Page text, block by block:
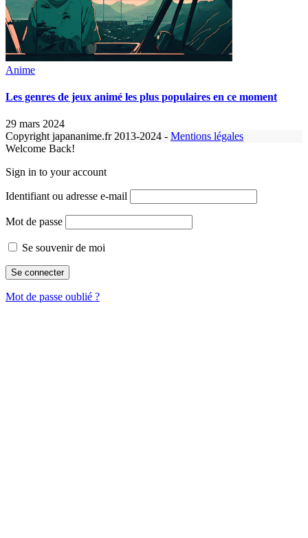
Anime
Les genres de jeux animé les plus populaires en ce moment
29 mars 2024
Copyright japananime.fr 2013-2024 - Mentions légales
Welcome Back!
Sign in to your account
Identifiant ou adresse e-mail
Mot de passe
Se souvenir de moi
Mot de passe oublié ?